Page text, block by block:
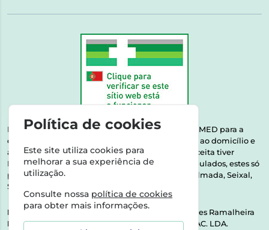
Esta farmácia encontra-se autorizada pelo INFARMED para a
dispensa de medicamentos e produtos de saúde ao domicílio e
através da internet. Medicamentos | Se na sua receita tiver
MSRM, MNSRM, MSRMV ou Medicamentos Manipulados, estes só
podem ser entregues nos seguintes concelhos: Almada, Seixal,
Sesimbra, Oeiras e Lisboa.
Direção Técnica:
Dra. Raquel Alexandra Fernandes Ramalheira
NIPC:513064133 | ASPAS E NÚMEROS SOC. FARMAC. LDA.
Política de cookies
Este site utiliza cookies para
melhorar a sua experiência de
utilização.
Consulte nossa política de cookies
para obter mais informações.